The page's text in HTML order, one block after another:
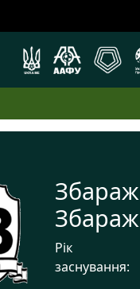
Збараж
Збараж
Рік
заснування: